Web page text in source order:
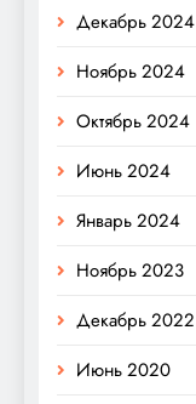
Декабрь 2024
Ноябрь 2024
Октябрь 2024
Июнь 2024
Январь 2024
Ноябрь 2023
Декабрь 2022
Июнь 2020